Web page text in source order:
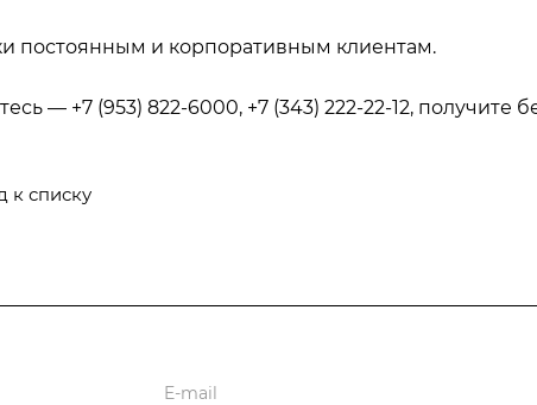
постоянным и корпоративным клиентам.
— +7 (953) 822-6000, +7 (343) 222-22-12, получите
к списку